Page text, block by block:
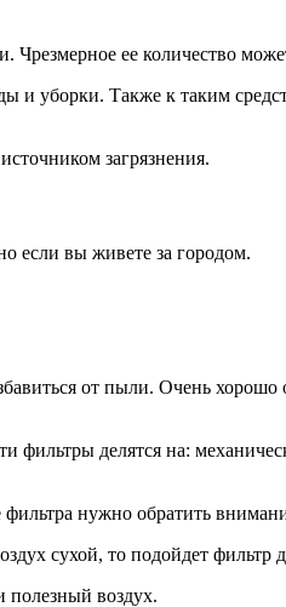
ее количество
уборки. Также к таким
загрязнения.
если вы живете за городом.
от пыли. Очень
делятся на:
нужно обратить
сухой, то подойдет фильтр
воздух.